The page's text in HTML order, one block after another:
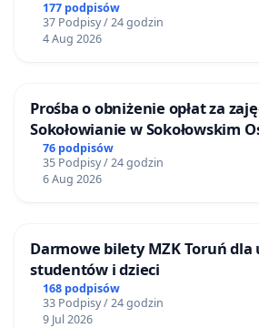
177 podpisów
37 Podpisy / 24 godzin
4 Aug 2026
Prośba o obniżenie opłat za
Sokołowianie w Sokołowskim
76 podpisów
35 Podpisy / 24 godzin
6 Aug 2026
Darmowe bilety MZK Toruń dla
studentów i dzieci
168 podpisów
33 Podpisy / 24 godzin
9 Jul 2026